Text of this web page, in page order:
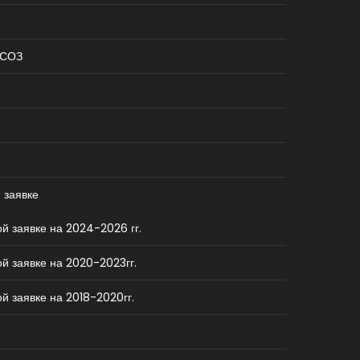
заявке на 2024-2026 гг.
заявке на 2020-2023гг.
заявке на 2018-2020гг.